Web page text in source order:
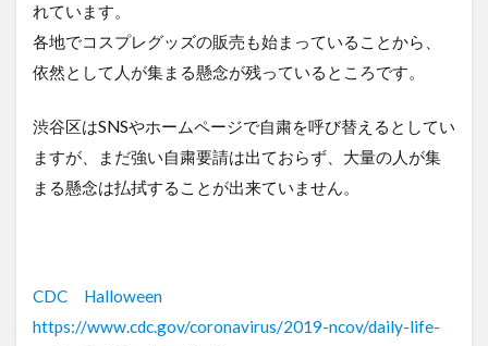
れています。
各地でコスプレグッズの販売も始まっていることから、
依然として人が集まる懸念が残っているところです。
渋谷区はSNSやホームページで自粛を呼び替えるとしてい
ますが、まだ強い自粛要請は出ておらず、大量の人が集
まる懸念は払拭することが出来ていません。
CDC Halloween
https://www.cdc.gov/coronavirus/2019-ncov/daily-life-